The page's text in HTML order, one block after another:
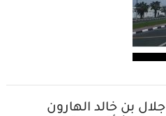
بن خالد الهارون